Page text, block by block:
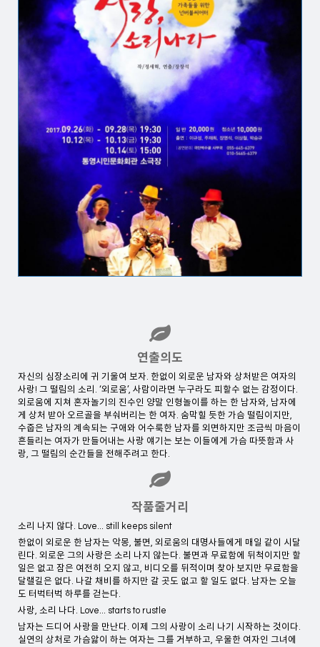
연출의도
자신의 심장소리에 귀 기울여 보자. 한없이 외로운 남자와 상처받은 여자의
사랑! 그 떨림의 소리. ‘외로움’, 사람이라면 누구라도 피할수 없는 감정이다.
외로움에 지쳐 혼자놀기의 진수인 양말 인형놀이를 하는 한 남자와, 남자에
게 상처 받아 오르골을 부숴버리는 한 여자. 숨막힐 듯한 가슴 떨림이지만,
수줍은 남자의 계속되는 구애와 어수룩한 남자를 외면하지만 조금씩 마음이
흔들리는 여자가 만들어내는 사랑 얘기는 보는 이들에게 가슴 따뜻함과 사
랑, 그 떨림의 순간들을 전해주려고 한다.
작품줄거리
소리 나지 않다. Love... still keeps silent
한없이 외로운 한 남자는 악몽, 불면, 외로움의 대명사들에게 매일 같이 시달
린다. 외로운 그의 사랑은 소리 나지 않는다. 불면과 무료함에 뒤척이지만 할
일은 없고 잠은 여전히 오지 않고, 비디오를 뒤적이며 찾아 보지만 무료함을
달랠길은 없다. 나갈 채비를 하지만 갈 곳도 없고 할 일도 없다. 남자는 오늘
도 터벅터벅 하루를 걷는다.
사랑, 소리 나다. Love... starts to rustle
남자는 드디어 사랑을 만난다. 이제 그의 사랑이 소리 나기 시작하는 것이다.
실연의 상처로 가슴앓이 하는 여자는 그를 거부하고, 우울한 여자인 그녀에